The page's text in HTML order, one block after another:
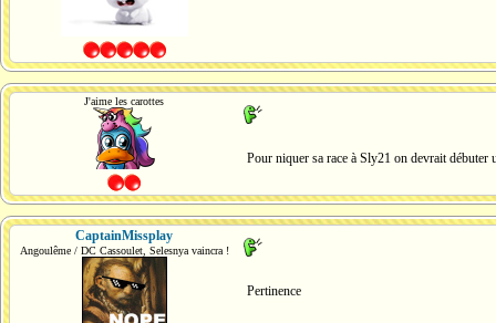
J'aime les carottes
Pour niquer sa race à Sly21 on devrait débuter
CaptainMissplay
Angoulême / DC Cassoulet, Selesnya vaincra !
Pertinence